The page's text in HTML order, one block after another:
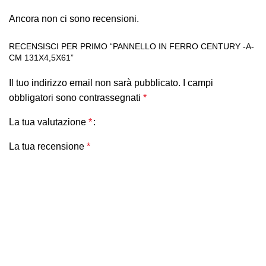
Ancora non ci sono recensioni.
RECENSISCI PER PRIMO “PANNELLO IN FERRO CENTURY -A-
CM 131X4,5X61”
Il tuo indirizzo email non sarà pubblicato.
I campi
obbligatori sono contrassegnati *
La tua valutazione *
La tua recensione *